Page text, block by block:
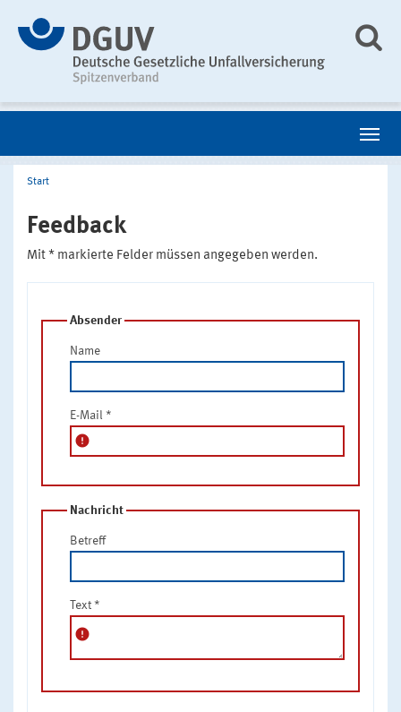
Start
Feedback
Mit * markierte Felder müssen angegeben werden.
Absender
Name
E-Mail *
error
Nachricht
Betreff
Text *
error